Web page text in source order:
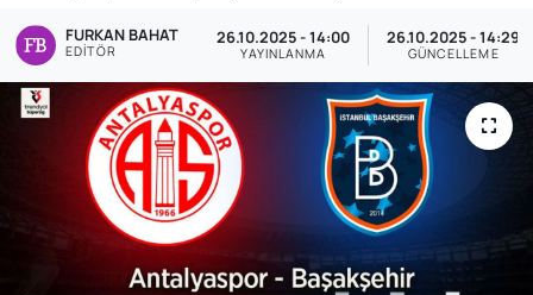
FURKAN BAHAT
EDITÖR
26.10.2025 - 14:00
YAYINLANMA
26.10.2025 - 14:29
GÜNCELLEME
Ekonomi
Genel
Gündem
Özel Haber